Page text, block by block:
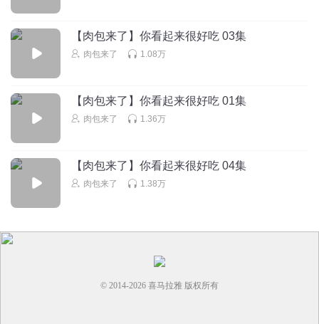
【肉包来了】你看起来很好吃 03集
肉包来了 1.08万
【肉包来了】你看起来很好吃 01集
肉包来了 1.36万
【肉包来了】你看起来很好吃 04集
肉包来了 1.38万
© 2014-2026 喜马拉雅 版权所有